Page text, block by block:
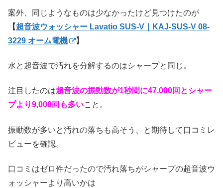
案外、同じようなものは少なかったけど見つけたのが
【超音波ウォッシャー Lavatio SUS-V｜KAJ-SUS-V 08-
3229 オーム電機
】
水と超音波で汚れを分解するのはシャープと同じ。
注目したのは超音波の振動数が1秒間に47,000回とシャー
プより9,000回も多いこと。
振動数が多いと汚れの落ちも高そう、と期待して口コミレ
ビューを確認。
口コミはゼロ件だったので汚れ落ちがシャープの超音波ウ
ォッシャーより高いかは